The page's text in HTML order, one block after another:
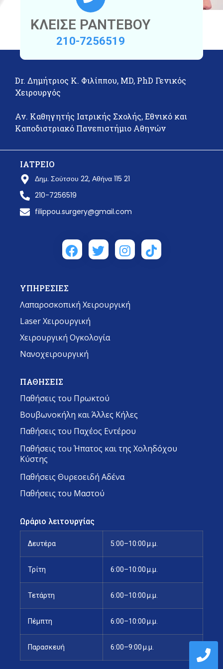
ΚΛΕΙΣΕ ΡΑΝΤΕΒΟΥ
210-7256519
Dr. Δημήτριος Κ. Φιλίππου, MD, PhD Γενικός
Χειρουργός
Αν. Καθηγητής Ιατρικής Σχολής, Εθνικό και
Καποδιστριακό Πανεπιστήμιο Αθηνών
ΙΑΤΡΕΙΟ
Δημ. Σούτσου 22, Αθήνα 115 21
210-7256519
filippou.surgery@gmail.com
ΥΠΗΡΕΣΙΕΣ
Λαπαροσκοπική Χειρουργική
Laser Χειρουργική
Χειρουργική Ογκολογία
Νανοχειρουργική
ΠΑΘΗΣΕΙΣ
Παθήσεις του Πρωκτού
Βουβωνοκήλη και Άλλες Κήλες
Παθήσεις του Παχέος Εντέρου
Παθήσεις του Ήπατος και της Χοληδόχου
Κύστης
Παθήσεις Θυρεοειδή Αδένα
Παθήσεις του Μαστού
Ωράριο λειτουργίας
Δευτέρα 5:00–10:00 μ.μ.
Τρίτη 6:00–10:00 μ.μ.
Τετάρτη 6:00–10:00 μ.μ.
Πέμπτη 6:00–10:00 μ.μ.
Παρασκευή 6:00–9:00 μ.μ.